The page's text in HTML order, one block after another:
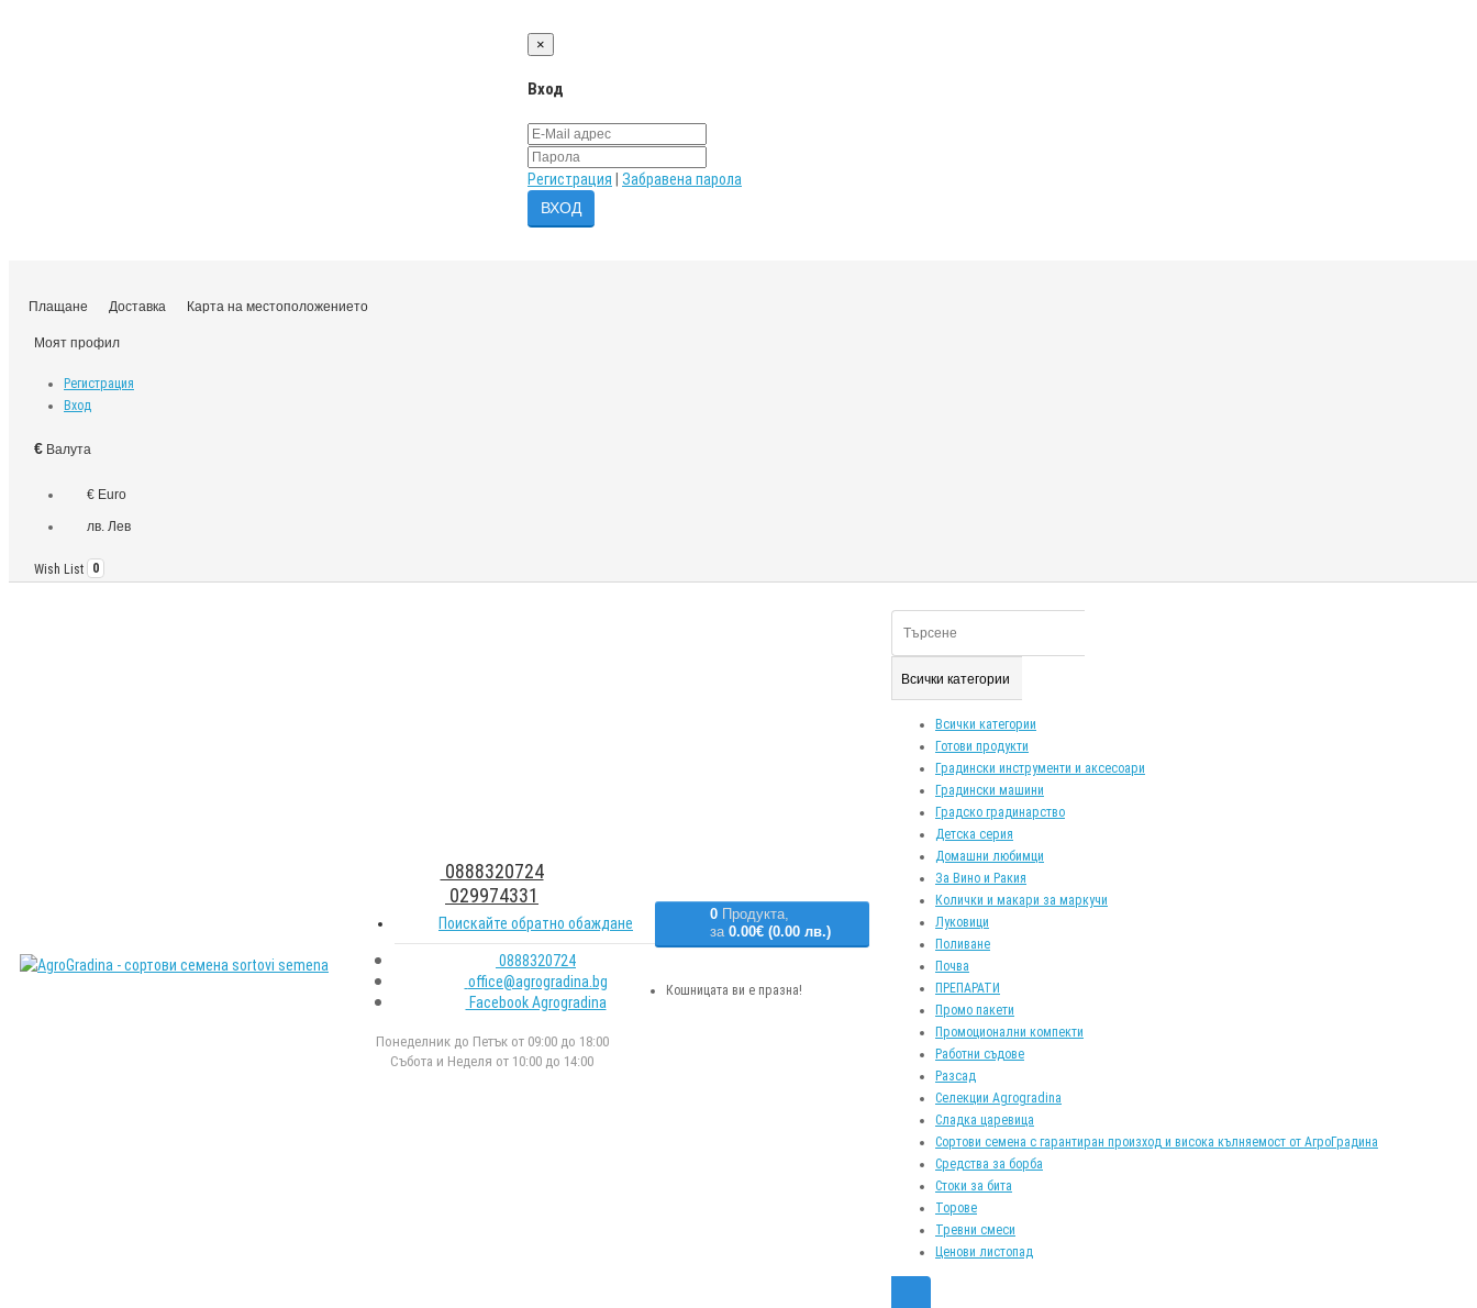
×
Вход
Регистрация Забравена парола
Плащане Доставка Карта на местоположението
Моят профил
Регистрация
Вход
€ Валута
€ Euro
лв. Лев
Wish List 0
0888320724
029974331
Поискайте обратно обаждане
0888320724
office@agrogradina.bg
Facebook Agrogradina
Понеделник до Петък от 09:00 до 18:00
Събота и Неделя от 10:00 до 14:00
0 Продукта,
за 0.00€ (0.00 лв.)
Кошницата ви е празна!
Всички категории
Всички категории
Готови продукти
Градински инструменти и аксесоари
Градински машини
Градско градинарство
Детска серия
Домашни любимци
За Вино и Ракия
Колички и макари за маркучи
Луковици
Поливане
Почва
ПРЕПАРАТИ
Промо пакети
Промоционални компекти
Работни съдове
Разсад
Селекции Agrogradina
Сладка царевица
Сортови семена с гарантиран произход и висока кълняемост от АгроГрадина
Средства за борба
Стоки за бита
Торове
Тревни смеси
Ценови листопад